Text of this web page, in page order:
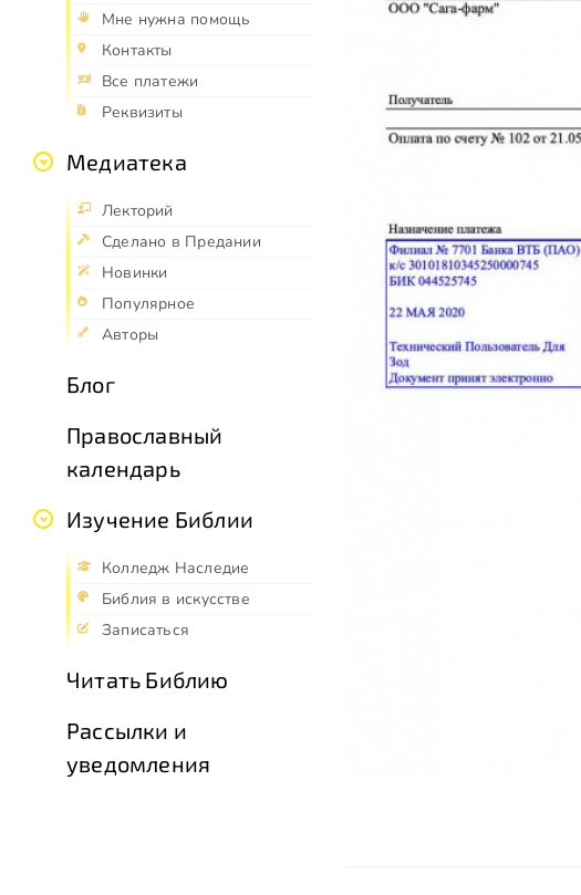
Мне нужна помощь
Контакты
Все платежи
Реквизиты
Медиатека
Лекторий
Сделано в Предании
Новинки
Популярное
Авторы
Блог
Православный
календарь
Изучение Библии
Колледж Наследие
Библия в искусстве
Записаться
Читать Библию
Рассылки и
уведомления